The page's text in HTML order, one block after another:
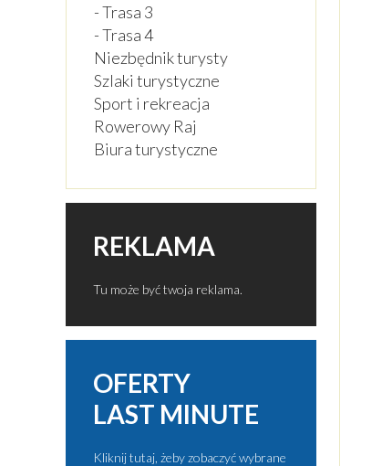
- Trasa 3
- Trasa 4
Niezbędnik turysty
Szlaki turystyczne
Sport i rekreacja
Rowerowy Raj
Biura turystyczne
REKLAMA
Tu może być twoja reklama.
OFERTY
LAST MINUTE
Kliknij tutaj, żeby zobaczyć wybrane